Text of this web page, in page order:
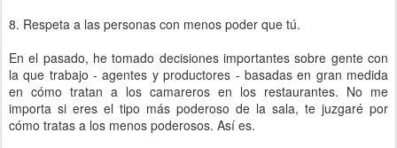
8. Respeta a las personas con menos poder que tú.
En el pasado, he tomado decisiones importantes sobre gente con
la que trabajo - agentes y productores - basadas en gran medida
en cómo tratan a los camareros en los restaurantes. No me
importa si eres el tipo más poderoso de la sala, te juzgaré por
cómo tratas a los menos poderosos. Así es.